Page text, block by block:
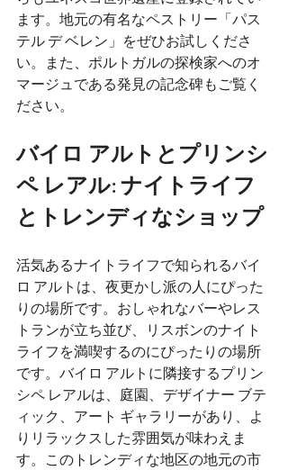
ます。地元の有名なペストリー「パス
テル デ ベレン」をぜひお試しくださ
い。また、ポルトガルの探検家へのオ
マージュである発見の記念碑もご覧く
ださい。
バイロ アルトとプリンシ
ペ レアル: ナイトライフ
とトレンディなショップ
活気あるナイトライフで知られるバイ
ロ アルトは、夜更かし派の人にぴった
りの場所です。おしゃれなバーやレス
トランが立ち並び、リスボンのナイト
ライフを満喫するのにぴったりの場所
です。バイロ アルトに隣接するプリン
シペ レアルは、庭園、デザイナー ブテ
ィック、アート ギャラリーがあり、よ
りリラックスした雰囲気が味わえま
す。このトレンディな地区の地元の市